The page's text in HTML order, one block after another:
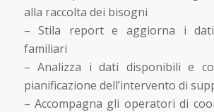
alla raccolta dei bisogni
– Stila report e aggiorna i dati
familiari
– Analizza i dati disponibili e
pianificazione dell’intervento di
– Accompagna gli operatori di